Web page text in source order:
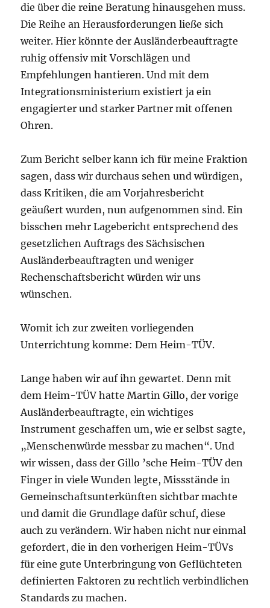
die über die reine Beratung hinausgehen muss.
Die Reihe an Herausforderungen ließe sich
weiter. Hier könnte der Ausländerbeauftragte
ruhig offensiv mit Vorschlägen und
Empfehlungen hantieren. Und mit dem
Integrationsministerium existiert ja ein
engagierter und starker Partner mit offenen
Ohren.
Zum Bericht selber kann ich für meine Fraktion
sagen, dass wir durchaus sehen und würdigen,
dass Kritiken, die am Vorjahresbericht
geäußert wurden, nun aufgenommen sind. Ein
bisschen mehr Lagebericht entsprechend des
gesetzlichen Auftrags des Sächsischen
Ausländerbeauftragten und weniger
Rechenschaftsbericht würden wir uns
wünschen.
Womit ich zur zweiten vorliegenden
Unterrichtung komme: Dem Heim-TÜV.
Lange haben wir auf ihn gewartet. Denn mit
dem Heim-TÜV hatte Martin Gillo, der vorige
Ausländerbeauftragte, ein wichtiges
Instrument geschaffen um, wie er selbst sagte,
„Menschenwürde messbar zu machen“. Und
wir wissen, dass der Gillo ’sche Heim-TÜV den
Finger in viele Wunden legte, Missstände in
Gemeinschaftsunterkünften sichtbar machte
und damit die Grundlage dafür schuf, diese
auch zu verändern. Wir haben nicht nur einmal
gefordert, die in den vorherigen Heim-TÜVs
für eine gute Unterbringung von Geflüchteten
definierten Faktoren zu rechtlich verbindlichen
Standards zu machen.